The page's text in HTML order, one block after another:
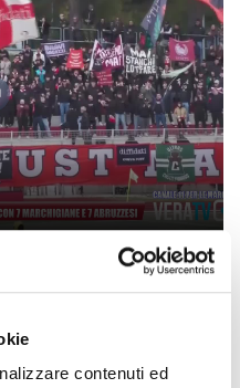
contenuti ed
girone "F" con 7